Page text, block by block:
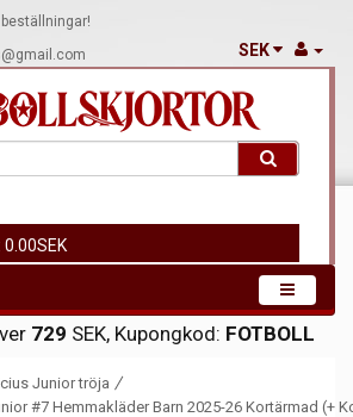
SEK
729 SEK, Kupongkod: FOTBOLL
Junior tröja
#7 Hemmakläder Barn 2025-26 Kortärmad (+